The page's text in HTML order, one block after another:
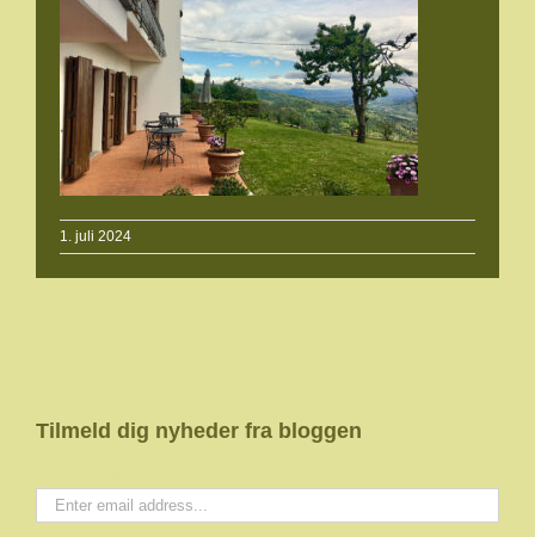
1. juli 2024
Tilmeld dig nyheder fra bloggen